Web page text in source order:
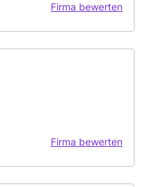
Firma bewerten
Firma bewerten